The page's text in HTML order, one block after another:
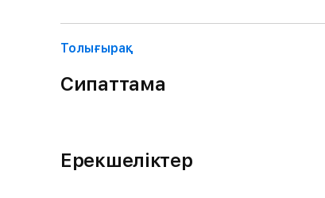
Толығырақ
Сипаттама
Ерекшеліктер